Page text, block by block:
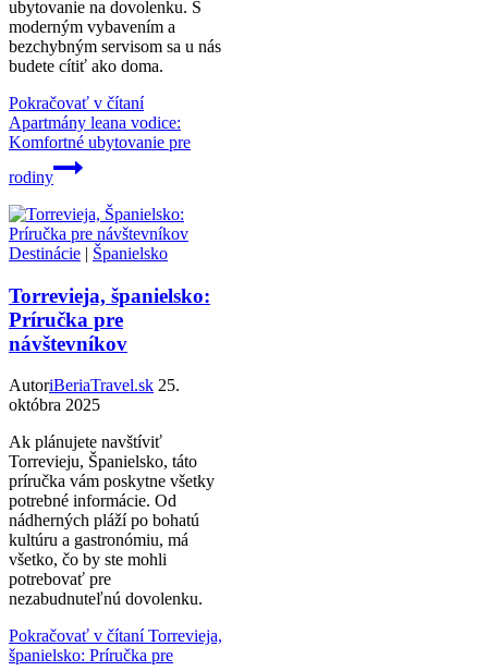
ubytovanie na dovolenku. S
moderným vybavením a
bezchybným servisom sa u nás
budete cítiť ako doma.
Pokračovať v čítaní
Apartmány leana vodice:
Komfortné ubytovanie pre
rodiny
Destinácie | Španielsko
Torrevieja, španielsko:
Príručka pre
návštevníkov
AutoriBeriaTravel.sk 25.
októbra 2025
Ak plánujete navštíviť
Torrevieju, Španielsko, táto
príručka vám poskytne všetky
potrebné informácie. Od
nádherných pláží po bohatú
kultúru a gastronómiu, má
všetko, čo by ste mohli
potrebovať pre
nezabudnuteľnú dovolenku.
Pokračovať v čítaníTorrevieja,
španielsko: Príručka pre